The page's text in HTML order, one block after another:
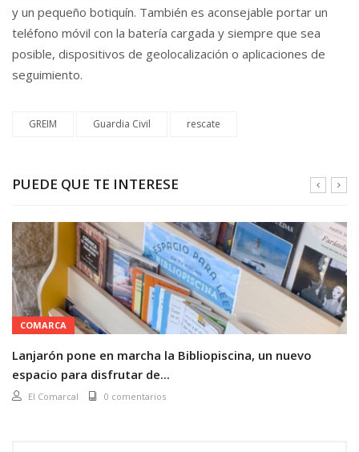
y un pequeño botiquín. También es aconsejable portar un
teléfono móvil con la batería cargada y siempre que sea
posible, dispositivos de geolocalización o aplicaciones de
seguimiento.
GREIM Guardia Civil rescate
PUEDE QUE TE INTERESE
COMARCA
Lanjarón pone en marcha la Bibliopiscina, un nuevo
espacio para disfrutar de...
El Comarcal 0 comentarios